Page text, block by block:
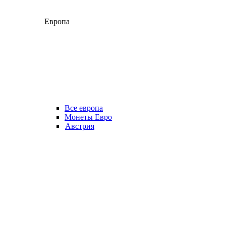
Европа
Все европа
Монеты Евро
Австрия